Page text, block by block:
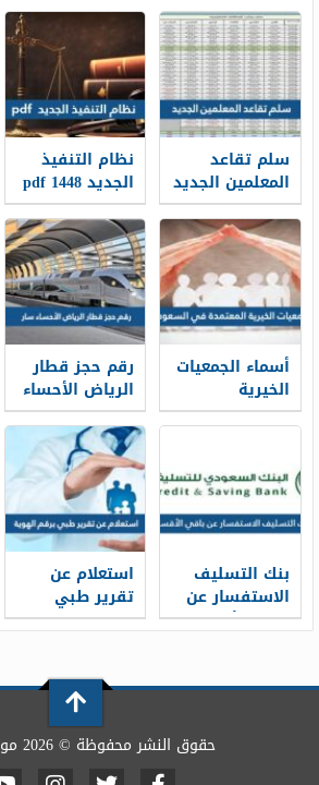
سلم تقاعد
المعلمين الجديد
1448
نظام التنفيذ
الجديد 1448 pdf
أسماء الجمعيات
الخيرية
المعتمدة في
السعودية
رقم حجز قطار
الرياض الأحساء
سار محطة
القطار الموحد
1448
بنك التسليف
الاستفسار عن
باقي الأقساط
استعلام عن
تقرير طبي
برقم الهوية
حقوق النشر محفوظة © 2026 موقع المرجع